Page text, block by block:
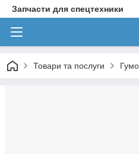
Запчасти для спецтехники
Товари та послуги